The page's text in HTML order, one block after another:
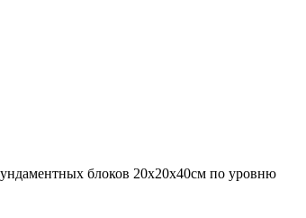
блоков 20х20х40см по уровню